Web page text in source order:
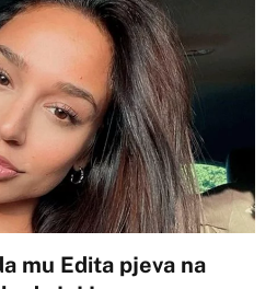
mu Edita pjeva na